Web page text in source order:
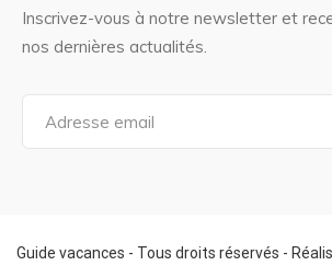
Inscrivez-vous à notre newsletter et
nos dernières actualités.
a
f
o
Guide vacances - Tous droits réservés -